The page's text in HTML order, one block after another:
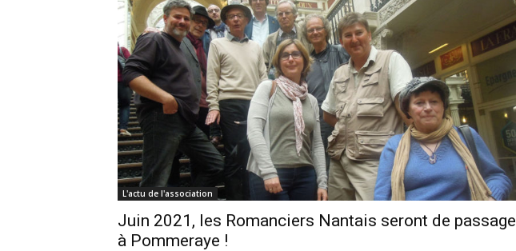
L'actu de l'association
Juin 2021, les Romanciers Nantais seront de passage
à Pommeraye !